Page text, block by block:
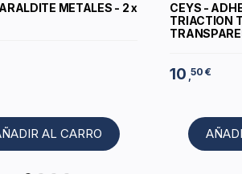
METALES - 2 x
AL CARRO
CEYS -
TRIACTION
10 ,50 €